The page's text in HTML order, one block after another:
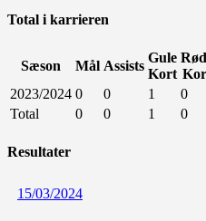
Total i karrieren
Sæson Mål Assists
Gule
Kort
2023/2024 0 0 1 0
Total
0 0 1 0
Resultater
15/03/2024